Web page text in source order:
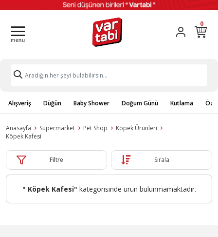
0
Alışveriş Düğün Baby Shower Doğum Günü Kutlama
Anasayfa Süpermarket Pet Shop
Köpek Ürünleri
Köpek Kafesi
Filtre Sırala
" Köpek Kafesi" kategorisinde ürün bulunmamaktadır.